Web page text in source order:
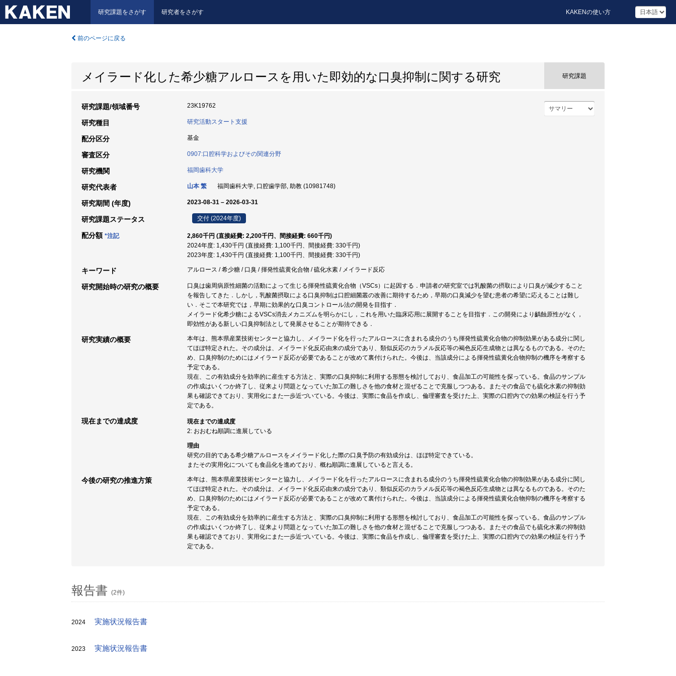
研究課題をさがす 研究者をさがす KAKENの使い方
前のページに戻る
メイラード化した希少糖アルロースを用いた即効的な口臭抑制に関する研究 研究課題
研究課題/領域番号 23K19762
研究種目 研究活動スタート支援
配分区分 基金
審査区分 0907:口腔科学およびその関連分野
研究機関 福岡歯科大学
研究代表者 山本 繁 福岡歯科大学, 口腔歯学部, 助教 (10981748)
研究期間 (年度) 2023-08-31 – 2026-03-31
研究課題ステータス 交付 (2024年度)
配分額 *注記
2,860千円 (直接経費: 2,200千円、間接経費: 660千円)
2024年度: 1,430千円 (直接経費: 1,100千円、間接経費: 330千円)
2023年度: 1,430千円 (直接経費: 1,100千円、間接経費: 330千円)
キーワード アルロース / 希少糖 / 口臭 / 揮発性硫黄化合物 / 硫化水素 / メイラード反応
研究開始時の研究の概要
口臭は歯周病原性細菌の活動によって生じる揮発性硫黄化合物（VSCs）に起因する．申請者の研究室では乳酸菌の摂取により口臭が減少すること
を報告してきた．しかし，乳酸菌摂取による口臭抑制は口腔細菌叢の改善に期待するため，早期の口臭減少を望む患者の希望に応えることは難し
い．そこで本研究では，早期に効果的な口臭コントロール法の開発を目指す．
メイラード化希少糖によるVSCs消去メカニズムを明らかにし，これを用いた臨床応用に展開することを目指す．この開発により齲蝕原性がなく，
即効性がある新しい口臭抑制法として発展させることが期待できる．
研究実績の概要
本年は、熊本県産業技術センターと協力し、メイラード化を行ったアルロースに含まれる成分のうち揮発性硫黄化合物の抑制効果がある成分に関し
てほぼ特定された。その成分は、メイラード化反応由来の成分であり、類似反応のカラメル反応等の褐色反応生成物とは異なるものである。そのた
め、口臭抑制のためにはメイラード反応が必要であることが改めて裏付けられた。今後は、当該成分による揮発性硫黄化合物抑制の機序を考察する
予定である。
現在、この有効成分を効率的に産生する方法と、実際の口臭抑制に利用する形態を検討しており、食品加工の可能性を探っている。食品のサンプル
の作成はいくつか終了し、従来より問題となっていた加工の難しさを他の食材と混ぜることで克服しつつある。またその食品でも硫化水素の抑制効
果も確認できており、実用化にまた一歩近づいている。今後は、実際に食品を作成し、倫理審査を受けた上、実際の口腔内での効果の検証を行う予
定である。
現在までの達成度
現在までの達成度
2: おおむね順調に進展している
理由
研究の目的である希少糖アルロースをメイラード化した際の口臭予防の有効成分は、ほぼ特定できている。
またその実用化についても食品化を進めており、概ね順調に進展していると言える。
今後の研究の推進方策
本年は、熊本県産業技術センターと協力し、メイラード化を行ったアルロースに含まれる成分のうち揮発性硫黄化合物の抑制効果がある成分に関し
てほぼ特定された。その成分は、メイラード化反応由来の成分であり、類似反応のカラメル反応等の褐色反応生成物とは異なるものである。そのた
め、口臭抑制のためにはメイラード反応が必要であることが改めて裏付けられた。今後は、当該成分による揮発性硫黄化合物抑制の機序を考察する
予定である。
現在、この有効成分を効率的に産生する方法と、実際の口臭抑制に利用する形態を検討しており、食品加工の可能性を探っている。食品のサンプル
の作成はいくつか終了し、従来より問題となっていた加工の難しさを他の食材と混ぜることで克服しつつある。またその食品でも硫化水素の抑制効
果も確認できており、実用化にまた一歩近づいている。今後は、実際に食品を作成し、倫理審査を受けた上、実際の口腔内での効果の検証を行う予
定である。
報告書 (2件)
2024 実施状況報告書
2023 実施状況報告書